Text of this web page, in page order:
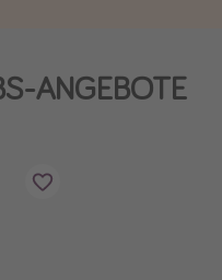
ANGEBOTE